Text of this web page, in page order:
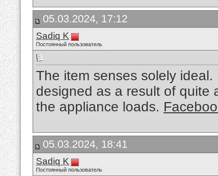
05.03.2024, 17:12
Sadiq K
Постоянный пользователь
The item senses solely
designed as a result of quite
the appliance loads.
05.03.2024, 18:41
Sadiq K
Постоянный пользователь